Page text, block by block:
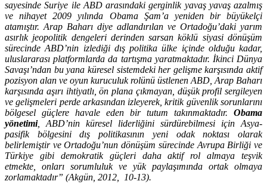
sayesinde Suriye ile ABD arasındaki gerginlik yavaş yavaş azalmış
ve nihayet 2009 yılında Obama Şam’a yeniden bir büyükelçi
atamıştır. Arap Baharı diye adlandırılan ve Ortadoğu’daki yarım
asırlık jeopolitik dengeleri derinden sarsan köklü siyasi dönüşüm
sürecinde ABD’nin izlediği dış politika ülke içinde olduğu kadar,
uluslararası platformlarda da tartışma yaratmaktadır. İkinci Dünya
Savaşı’ndan bu yana küresel sistemdeki her gelişme karşısında aktif
pozisyon alan ve oyun kuruculuk rolünü üstlenen ABD, Arap Baharı
karşısında aşırı ihtiyatlı, ön plana çıkmayan, düşük profil sergileyen
ve gelişmeleri perde arkasından izleyerek, kritik güvenlik sorunlarını
bölgesel güçlere havale eden bir tutum takınmaktadır. Obama
yönetimi, ABD’nin küresel liderliğini sürdürebilmesi için Asya-
pasifik bölgesini dış politikasının yeni odak noktası olarak
belirlemiştir ve Ortadoğu’nun dönüşüm sürecinde Avrupa Birliği ve
Türkiye gibi demokratik güçleri daha aktif rol almaya teşvik
etmekte,
onları sorumluluk ve yük paylaşımında ortak olmaya
zorlamaktadır” (Akgün, 2012, 10-13).